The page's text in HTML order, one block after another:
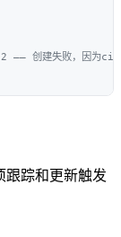
跟踪和更新触发